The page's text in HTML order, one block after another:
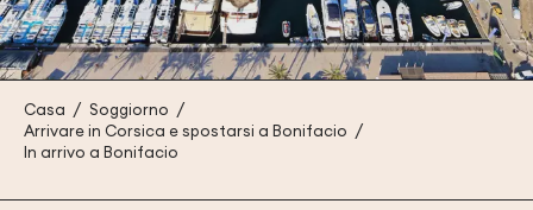
Casa
Soggiorno
Arrivare in Corsica e spostarsi a Bonifacio
In arrivo a Bonifacio